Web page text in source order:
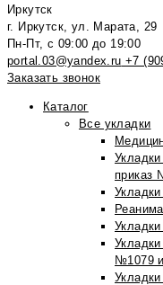
Иркутск
г. Иркутск, ул. Марата, 29
Пн-Пт, с 09:00 до 19:00
portal.03@yandex.ru +7
Заказать звонок
Каталог
Все укладки
приказ
№1079